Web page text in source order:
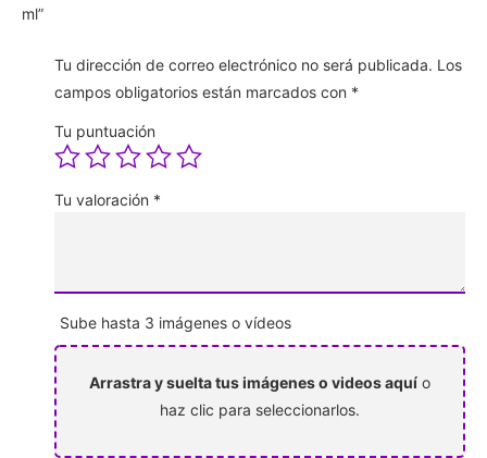
ml”
Tu dirección de correo electrónico no será publicada. Los
campos obligatorios están marcados con *
Tu puntuación
Tu valoración *
Sube hasta 3 imágenes o vídeos
Arrastra y suelta tus imágenes o videos aquí o
haz clic para seleccionarlos.